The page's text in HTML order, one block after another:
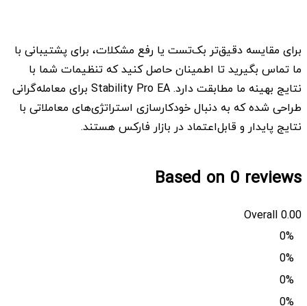
برای مقایسه دقیق‌تر بک‌تست یا رفع مشکلات، برای پشتیبانی با
ما تماس بگیرید تا اطمینان حاصل کنید که تنظیمات شما با
نتایج بهینه ما مطابقت دارد. Stability Pro EA برای معامله‌گرانی
طراحی شده که به دنبال خودکارسازی استراتژی‌های معاملاتی با
نتایج پایدار و قابل‌اعتماد در بازار فارکس هستند.
Based on 0 reviews
0.00
Overall
0%
0%
0%
0%